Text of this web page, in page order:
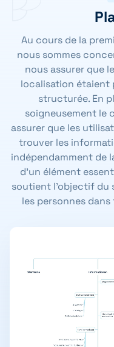
Au cours de la
nous sommes
nous assurer que
localisation étaient
structurée. En
soigneusement le
assurer que les
trouver les
indépendamment de
d'un élément
soutient l'objectif du
les personnes